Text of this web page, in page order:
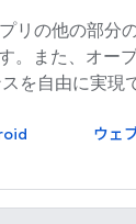
リの他の部分
。また、オー
を自由に実現
ウェ